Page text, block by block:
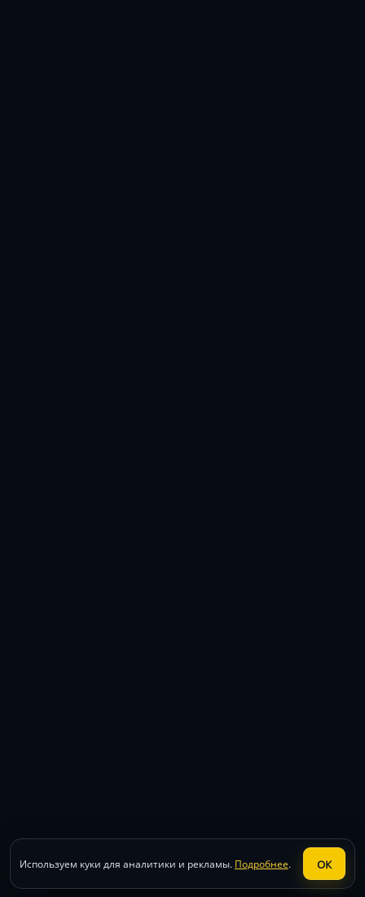
Используем куки для аналитики и рекламы. Подробнее. ОК